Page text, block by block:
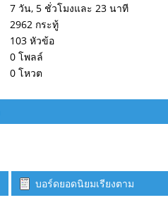
7 วัน, 5 ชั่วโมงและ 23 นาที
2962 กระทู้
103 หัวข้อ
0 โพลล์
0 โหวต
บอร์ดยอดนิยมเรียงตาม